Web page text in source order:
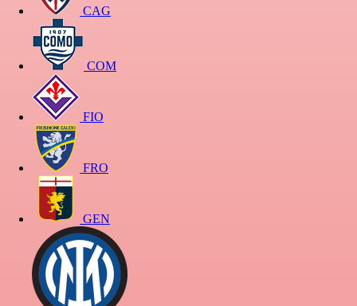
CAG
COM
FIO
FRO
GEN